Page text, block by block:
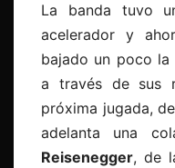
La banda tuvo
acelerador y
bajado un poco
a través de sus
próxima jugada,
adelanta una
Reisenegger, de